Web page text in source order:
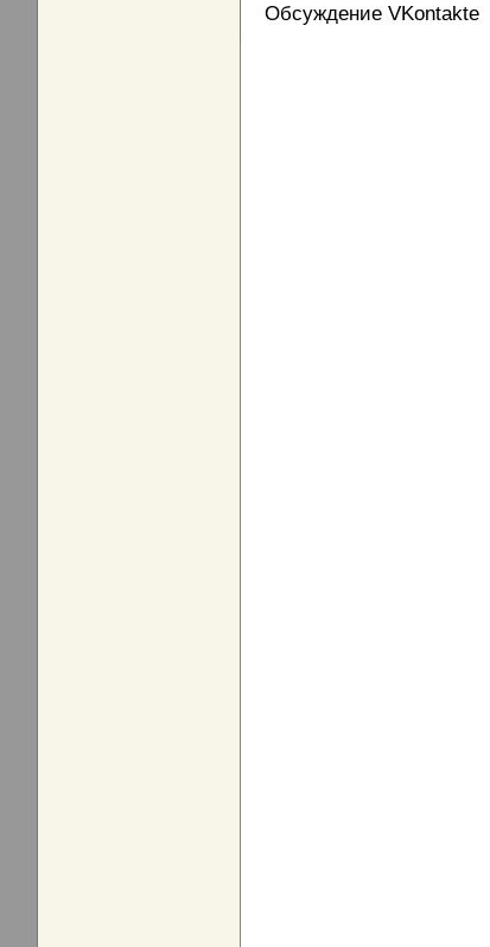
Обсуждение VKontakte